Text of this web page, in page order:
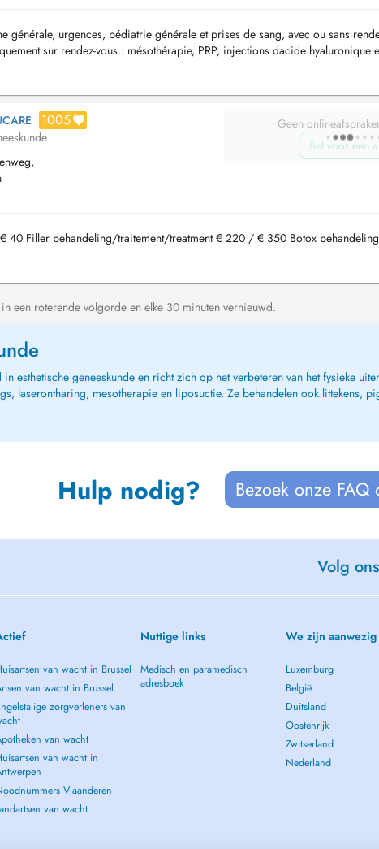
générale, urgences, pédiatrie générale et prises de sang, avec ou sans
sur rendez-vous : mésothérapie, PRP, injections dacide hyaluronique
toutes les mercredis apr...
1005
Geen
Bel voor een
40 Filler behandeling/traitement/treatment € 220 / € 350 Botox
een roterende volgorde en elke 30 minuten vernieuwd.
esthetische geneeskunde en richt zich op het verbeteren van het fysieke
laserontharing, mesotherapie en liposuctie. Ze behandelen ook littekens,
Hulp nodig? Bezoek onze
Volg
van wacht in Brussel
van wacht in Brussel
zorgverleners van
van wacht
van wacht in
Vlaanderen
van wacht
Nuttige links
Medisch en paramedisch
adresboek
We zijn aanwezig
Luxemburg
België
Duitsland
Oostenrijk
Zwitserland
Nederland